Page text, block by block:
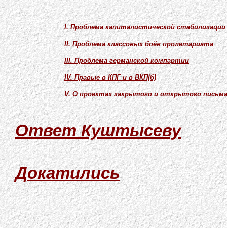
I. Проблема капиталистической стабилизации
II. Проблема классовых боёв пролетариата
III. Проблема германской компартии
IV. Правые в КПГ и в ВКП(б)
V. О проектах закрытого и открытого письма
Ответ Куштысеву
Докатились